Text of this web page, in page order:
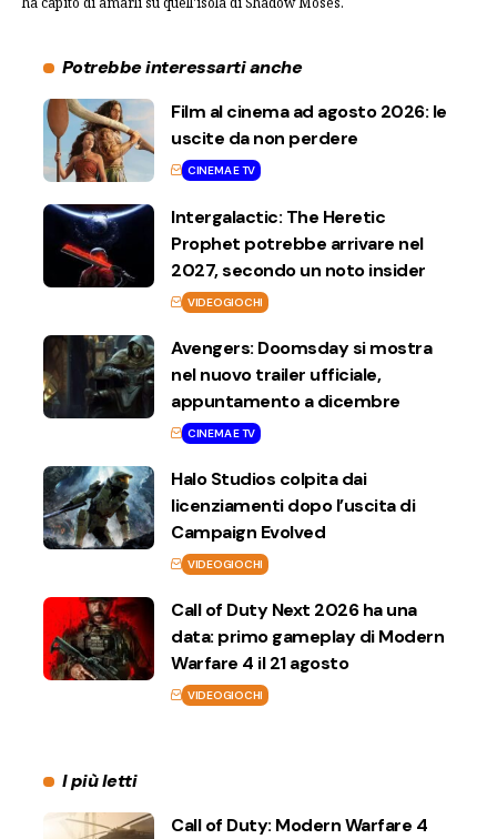
Potrebbe interessarti anche
Film al cinema ad agosto 2026: le
uscite da non perdere
CINEMA E TV
Intergalactic: The Heretic
Prophet potrebbe arrivare nel
2027, secondo un noto insider
VIDEOGIOCHI
Avengers: Doomsday si mostra
nel nuovo trailer ufficiale,
appuntamento a dicembre
CINEMA E TV
Halo Studios colpita dai
licenziamenti dopo l’uscita di
Campaign Evolved
VIDEOGIOCHI
Call of Duty Next 2026 ha una
data: primo gameplay di Modern
Warfare 4 il 21 agosto
VIDEOGIOCHI
I più letti
Call of Duty: Modern Warfare 4